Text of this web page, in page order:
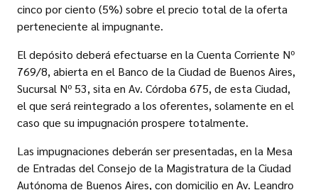
cinco por ciento (5%) sobre el precio total de la oferta
perteneciente al impugnante.
El depósito deberá efectuarse en la Cuenta Corriente Nº
769/8, abierta en el Banco de la Ciudad de Buenos Aires,
Sucursal Nº 53, sita en Av. Córdoba 675, de esta Ciudad,
el que será reintegrado a los oferentes, solamente en el
caso que su impugnación prospere totalmente.
Las impugnaciones deberán ser presentadas, en la Mesa
de Entradas del Consejo de la Magistratura de la Ciudad
Autónoma de Buenos Aires, con domicilio en Av. Leandro